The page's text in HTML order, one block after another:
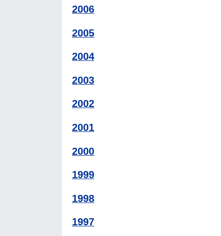
2006
2005
2004
2003
2002
2001
2000
1999
1998
1997